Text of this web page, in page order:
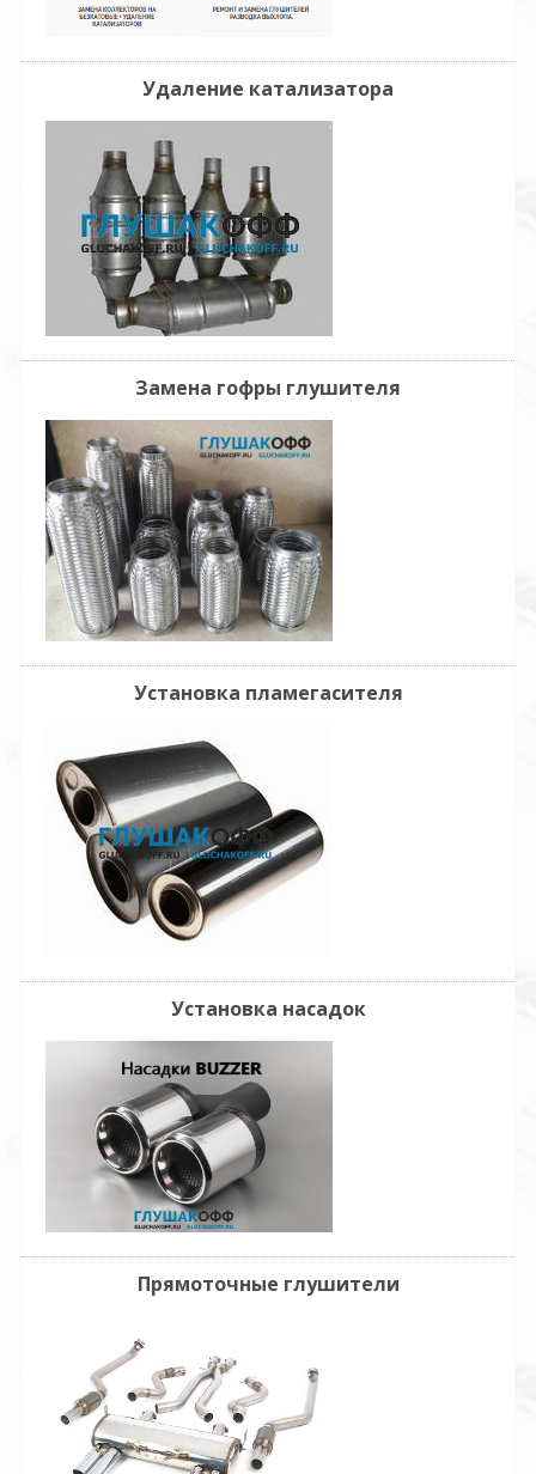
Удаление катализатора
Замена гофры глушителя
Установка пламегасителя
Установка насадок
Прямоточные глушители